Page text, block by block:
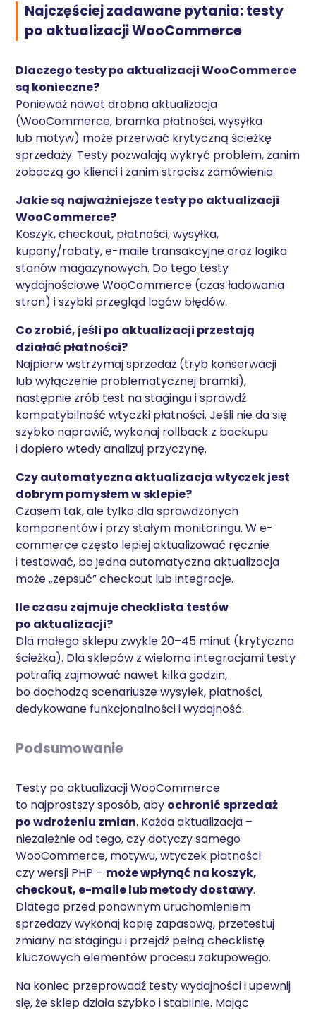
Najczęściej zadawane pytania: testy
po aktualizacji WooCommerce
Dlaczego testy po aktualizacji WooCommerce
są konieczne?
Ponieważ nawet drobna aktualizacja
(WooCommerce, bramka płatności, wysyłka
lub motyw) może przerwać krytyczną ścieżkę
sprzedaży. Testy pozwalają wykryć problem, zanim
zobaczą go klienci i zanim stracisz zamówienia.
Jakie są najważniejsze testy po aktualizacji
WooCommerce?
Koszyk, checkout, płatności, wysyłka,
kupony/rabaty, e-maile transakcyjne oraz logika
stanów magazynowych. Do tego testy
wydajnościowe WooCommerce (czas ładowania
stron) i szybki przegląd logów błędów.
Co zrobić, jeśli po aktualizacji przestają
działać płatności?
Najpierw wstrzymaj sprzedaż (tryb konserwacji
lub wyłączenie problematycznej bramki),
następnie zrób test na stagingu i sprawdź
kompatybilność wtyczki płatności. Jeśli nie da się
szybko naprawić, wykonaj rollback z backupu
i dopiero wtedy analizuj przyczynę.
Czy automatyczna aktualizacja wtyczek jest
dobrym pomysłem w sklepie?
Czasem tak, ale tylko dla sprawdzonych
komponentów i przy stałym monitoringu. W e-
commerce często lepiej aktualizować ręcznie
i testować, bo jedna automatyczna aktualizacja
może „zepsuć” checkout lub integracje.
Ile czasu zajmuje checklista testów
po aktualizacji?
Dla małego sklepu zwykle 20–45 minut (krytyczna
ścieżka). Dla sklepów z wieloma integracjami testy
potrafią zajmować nawet kilka godzin,
bo dochodzą scenariusze wysyłek, płatności,
dedykowane funkcjonalności i wydajność.
Podsumowanie
Testy po aktualizacji WooCommerce
to najprostszy sposób, aby ochronić sprzedaż
po wdrożeniu zmian. Każda aktualizacja –
niezależnie od tego, czy dotyczy samego
WooCommerce, motywu, wtyczek płatności
czy wersji PHP – może wpłynąć na koszyk,
checkout, e-maile lub metody dostawy.
Dlatego przed ponownym uruchomieniem
sprzedaży wykonaj kopię zapasową, przetestuj
zmiany na stagingu i przejdź pełną checklistę
kluczowych elementów procesu zakupowego.
Na koniec przeprowadź testy wydajności i upewnij
się, że sklep działa szybko i stabilnie. Mając